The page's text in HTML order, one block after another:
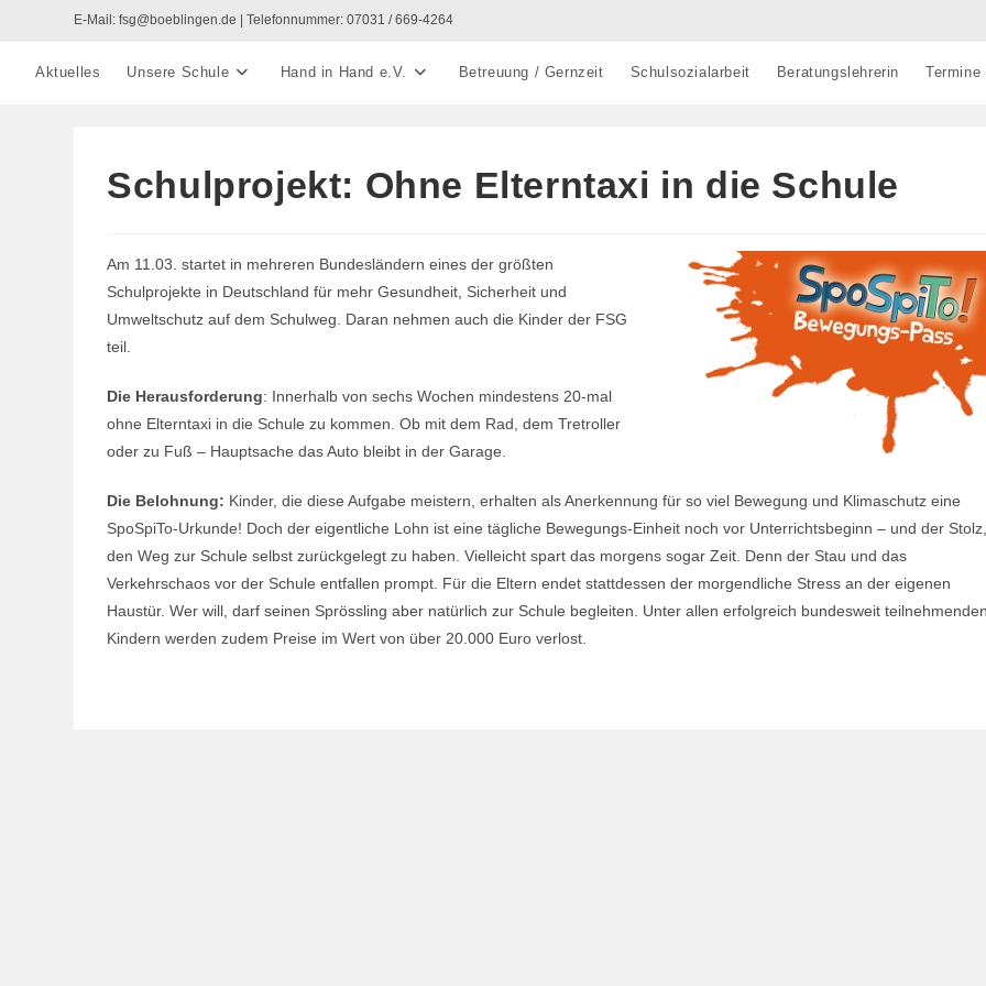
springen
E-Mail: fsg@boeblingen.de | Telefonnummer: 07031 / 669-4264
Aktuelles Unsere Schule Hand in Hand e.V. Betreuung / Gernzeit Schulsozialarbeit Beratungslehrerin Termine
Schulprojekt: Ohne Elterntaxi in die Schule
Am 11.03. startet in mehreren Bundesländern eines der größten
Schulprojekte in Deutschland für mehr Gesundheit, Sicherheit und
Umweltschutz auf dem Schulweg. Daran nehmen auch die Kinder der FSG
teil.
Die Herausforderung: Innerhalb von sechs Wochen mindestens 20-mal
ohne Elterntaxi in die Schule zu kommen. Ob mit dem Rad, dem Tretroller
oder zu Fuß – Hauptsache das Auto bleibt in der Garage.
Die Belohnung: Kinder, die diese Aufgabe meistern, erhalten als Anerkennung für so viel Bewegung und Klimaschutz eine
SpoSpiTo-Urkunde! Doch der eigentliche Lohn ist eine tägliche Bewegungs-Einheit noch vor Unterrichtsbeginn – und der
den Weg zur Schule selbst zurückgelegt zu haben. Vielleicht spart das morgens sogar Zeit. Denn der Stau und das
Verkehrschaos vor der Schule entfallen prompt. Für die Eltern endet stattdessen der morgendliche Stress an der eigenen
Haustür. Wer will, darf seinen Sprössling aber natürlich zur Schule begleiten. Unter allen erfolgreich bundesweit
Kindern werden zudem Preise im Wert von über 20.000 Euro verlost.